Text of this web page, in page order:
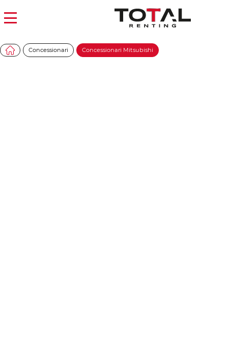
Concessionari Concessionari Mitsubishi